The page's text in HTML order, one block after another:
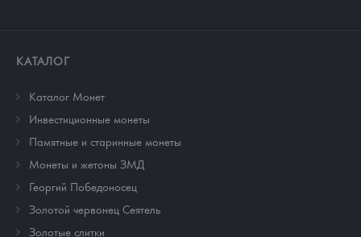
КАТАЛОГ
Каталог Монет
Инвестиционные монеты
Памятные и старинные монеты
Монеты и жетоны ЗМД
Георгий Победоносец
Золотой червонец Сеятель
Золотые слитки